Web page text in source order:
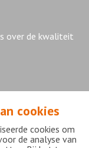
over de kwaliteit
cookies
cookies om
de analyse van